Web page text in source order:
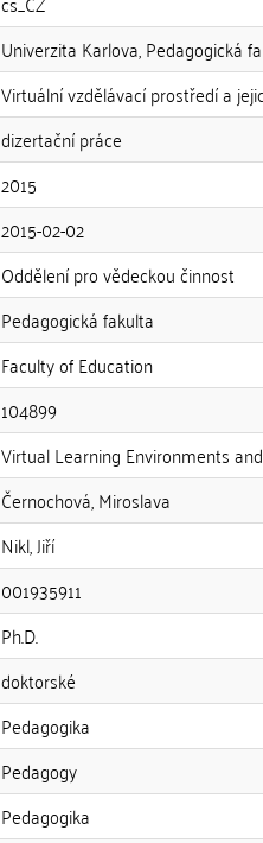
Univerzita Karlova, Pedagogická
Virtuální vzdělávací prostředí a
dizertační práce
2015
2015-02-02
Oddělení pro vědeckou činnost
Pedagogická fakulta
Faculty of Education
104899
Virtual Learning Environments
Černochová, Miroslava
Nikl, Jiří
001935911
Ph.D.
doktorské
Pedagogika
Pedagogy
Pedagogika